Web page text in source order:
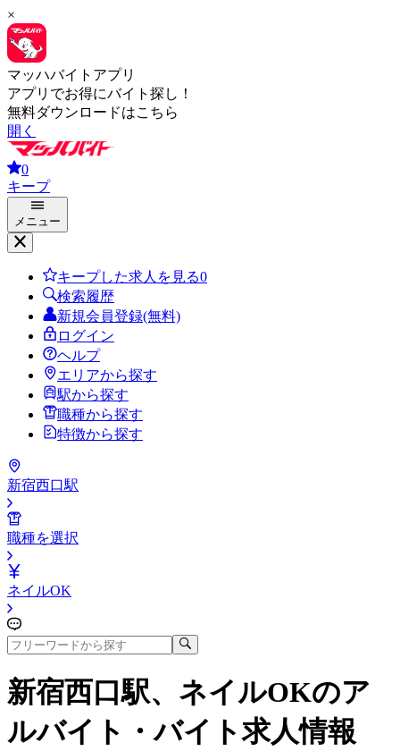
×
マッハバイトアプリ
アプリでお得にバイト探し！
無料ダウンロードはこちら
開く
0
キープ
メニュー
キープした求人を見る0
検索履歴
新規会員登録(無料)
ログイン
ヘルプ
エリアから探す
駅から探す
職種から探す
特徴から探す
新宿西口駅
職種を選択
ネイルOK
新宿西口駅、ネイルOKのア
ルバイト・バイト求人情報